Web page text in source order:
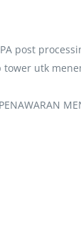
post
utk